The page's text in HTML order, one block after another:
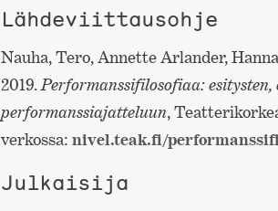
Lähdeviittausohje
Nauha, Tero, Annette Arlander,
2019.Performanssifilosofiaa:
performanssiajatteluun,
verkossa: nivel.teak.fi/
Julkaisija